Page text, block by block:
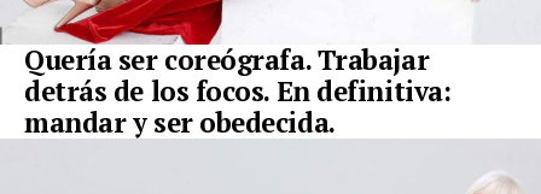
Quería ser coreógrafa. Trabajar
detrás de los focos. En definitiva:
mandar y ser obedecida.